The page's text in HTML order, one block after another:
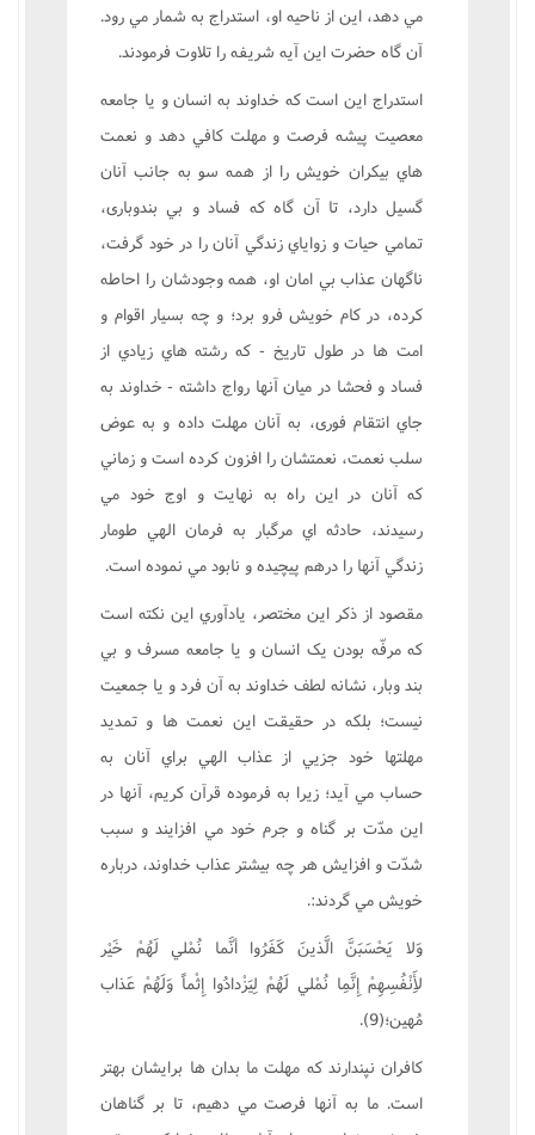
مي دهد، اين از ناحيه او، استدراج به شمار مي رود.
آن گاه حضرت اين آيه شريفه را تلاوت فرمودند.
استدراج اين است که خداوند به انسان و يا جامعه
معصيت پيشه فرصت و مهلت کافي دهد و نعمت
هاي بيکران خويش را از همه سو به جانب آنان
گسيل دارد، تا آن گاه که فساد و بي بندوبارى،
تمامي حيات و زواياي زندگي آنان را در خود گرفت،
ناگهان عذاب بي امان او، همه وجودشان را احاطه
کرده، در کام خويش فرو برد؛ و چه بسيار اقوام و
امت ها در طول تاريخ - که رشته هاي زيادي از
فساد و فحشا در ميان آنها رواج داشته - خداوند به
جاي انتقام فورى، به آنان مهلت داده و به عوض
سلب نعمت، نعمتشان را افزون کرده است و زماني
که آنان در اين راه به نهايت و اوج خود مي
رسيدند، حادثه اي مرگبار به فرمان الهي طومار
زندگي آنها را درهم پيچيده و نابود مي نموده است.
مقصود از ذکر اين مختصر، يادآوري اين نکته است
که مرفّه بودن يک انسان و يا جامعه مسرف و بي
بند وبار، نشانه لطف خداوند به آن فرد و يا جمعيت
نيست؛ بلکه در حقيقت اين نعمت ها و تمديد
مهلتها خود جزيي از عذاب الهي براي آنان به
حساب مي آيد؛ زيرا به فرموده قرآن کريم، آنها در
اين مدّت بر گناه و جرم خود مي افزايند و سبب
شدّت و افزايش هر چه بيشتر عذاب خداوند، درباره
خويش مي گردند:.
وَلا يَحْسَبَنَّ الَّذينَ کَفَرُوا أنَّما نُمْلي لَهُمْ خَيْر
لأَِنْفُسِهِمْ إِنَّمِا نُمْلي لَهُمْ لِيَزْدادُوا إِثْماً وَلَهُمْ عَذاب
مُهين؛(9).
کافران نپندارند که مهلت ما بدان ها برايشان بهتر
است. ما به آنها فرصت مي دهيم، تا بر گناهان